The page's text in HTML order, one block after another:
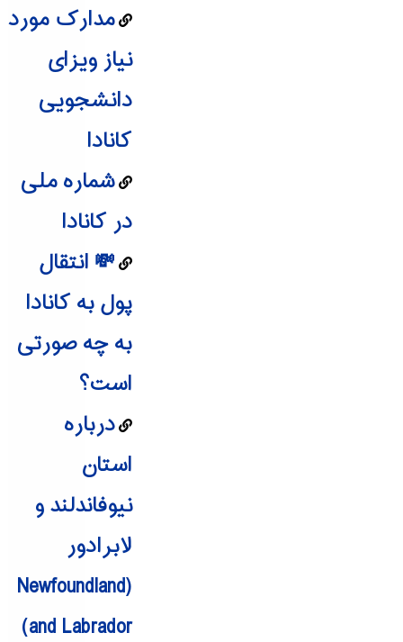
مدارک مورد
نیاز ویزای
دانشجویی
کانادا
شماره ملی
در کانادا
💸 انتقال
پول به کانادا
به چه صورتی
است؟
درباره
استان
نیوفاندلند و
لابرادور
(Newfoundland
and Labrador)